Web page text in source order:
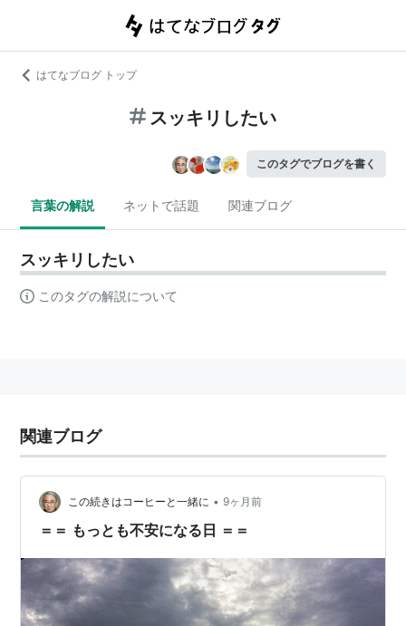
はてなブログ トップ
スッキリしたい
このタグでブログを書く
言葉の解説 ネットで話題 関連ブログ
スッキリしたい
このタグの解説について
関連ブログ
この続きはコーヒーと一緒に • 9ヶ月前
＝＝ もっとも不安になる日 ＝＝